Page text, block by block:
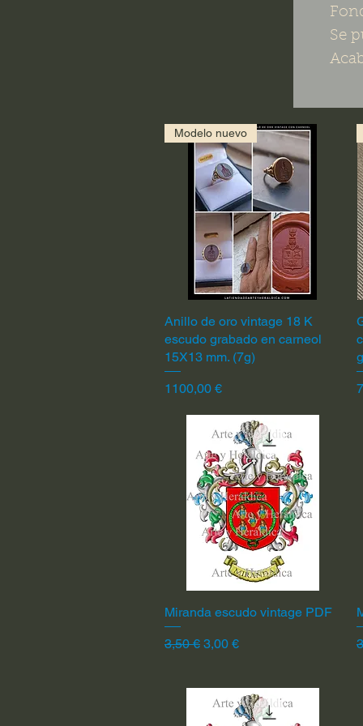
Se
Vista rápida
Modelo nuevo
Anillo de oro vintage 18 K
escudo grabado en carneol
15X13 mm. (7g)
Precio
1100,00 €
Vista rápida
Miranda escudo vintage PDF
Precio
3,50 € Precio de oferta
3,00 €